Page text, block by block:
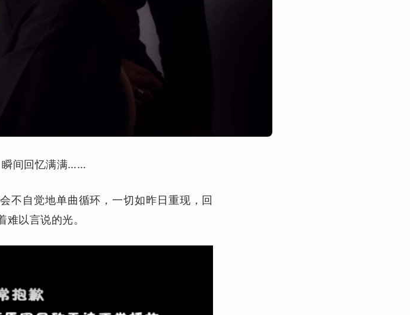
瞬间回忆满满……
不自觉地单曲循环，一切如昨日重现，回
以言说的光。